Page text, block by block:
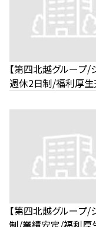
【第四北越グループ
週休2日制/福利厚生
【第四北越グループ